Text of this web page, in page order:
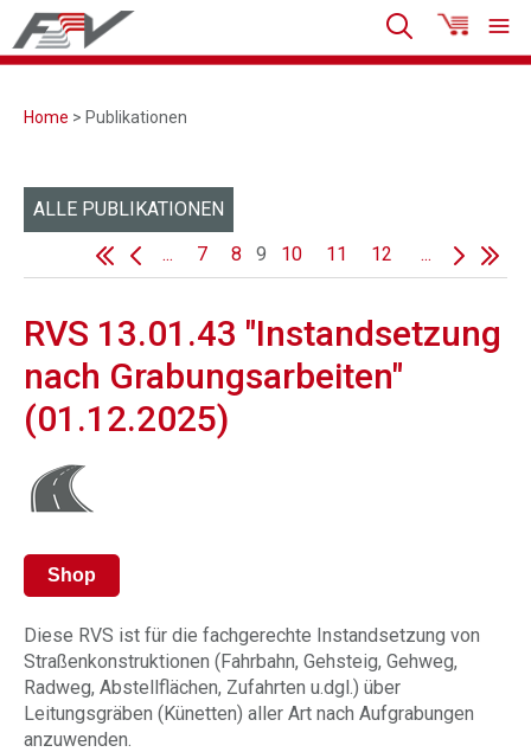
Home > Publikationen
ALLE PUBLIKATIONEN
...
7 8 9 10 11 12 ...
RVS 13.01.43 "Instandsetzung
nach Grabungsarbeiten"
(01.12.2025)
Shop
Diese RVS ist für die fachgerechte Instandsetzung von
Straßenkonstruktionen (Fahrbahn, Gehsteig, Gehweg,
Radweg, Abstellflächen, Zufahrten u.dgl.) über
Leitungsgräben (Künetten) aller Art nach Aufgrabungen
anzuwenden.